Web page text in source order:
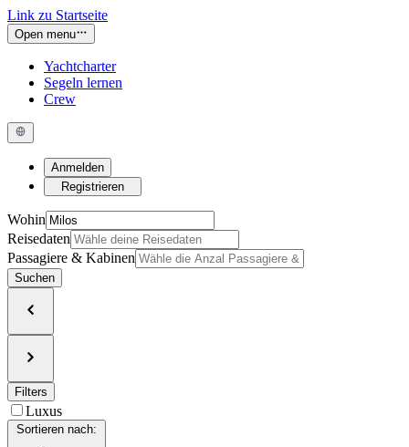
Link zu Startseite
Open menu
Yachtcharter
Segeln lernen
Crew
Anmelden
Registrieren
Wohin
Reisedaten
Passagiere & Kabinen
Suchen
Filters
Luxus
Sortieren nach